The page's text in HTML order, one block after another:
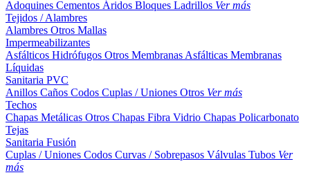
Adoquines Cementos Áridos Bloques Ladrillos Ver más
Tejidos / Alambres
Alambres Otros Mallas
Impermeabilizantes
Asfálticos Hidrófugos Otros Membranas Asfálticas Membranas
Líquidas
Sanitaria PVC
Anillos Caños Codos Cuplas / Uniones Otros Ver más
Techos
Chapas Metálicas Otros Chapas Fibra Vidrio Chapas Policarbonato
Tejas
Sanitaria Fusión
Cuplas / Uniones Codos Curvas / Sobrepasos Válvulas Tubos Ver
más